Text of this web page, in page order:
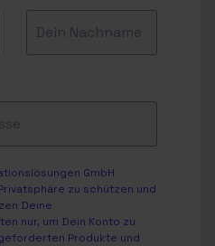
GmbH
zu schützen und
Deine
nur, um Dein Konto zu
Produkte und